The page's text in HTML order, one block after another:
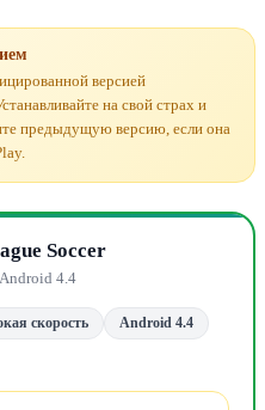
версией
на свой страх и
предыдущую версию, если она
Soccer
4.4
скорость
Android 4.4